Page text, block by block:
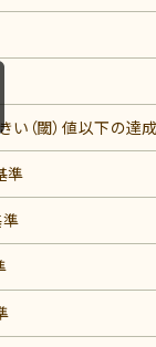
（閾）値以下の達成
準